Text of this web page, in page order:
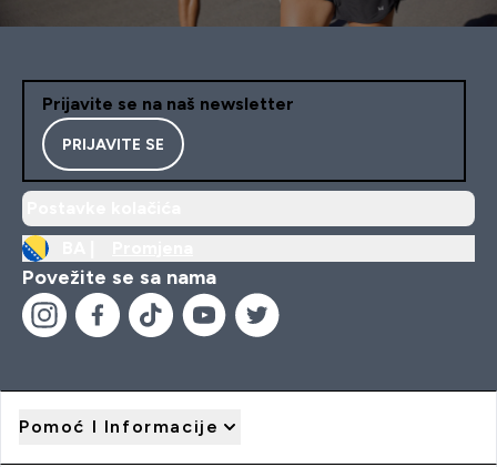
Prijavite se na naš newsletter
PRIJAVITE SE
Povežite se sa nama
Pomoć I Informacije